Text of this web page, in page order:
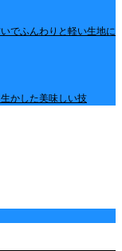
でふんわりと軽い生地に
かした美味しい技